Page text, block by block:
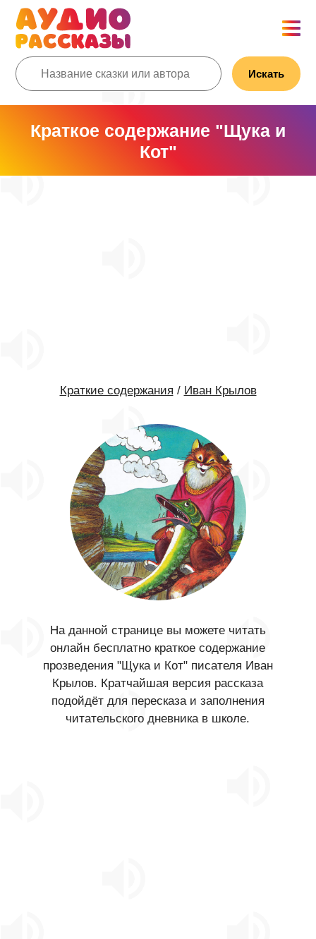
Искать
Краткое содержание "Щука и
Кот"
Краткие содержания / Иван Крылов
На данной странице вы можете читать
онлайн бесплатно краткое содержание
прозведения "Щука и Кот" писателя Иван
Крылов. Кратчайшая версия рассказа
подойдёт для пересказа и заполнения
читательского дневника в школе.